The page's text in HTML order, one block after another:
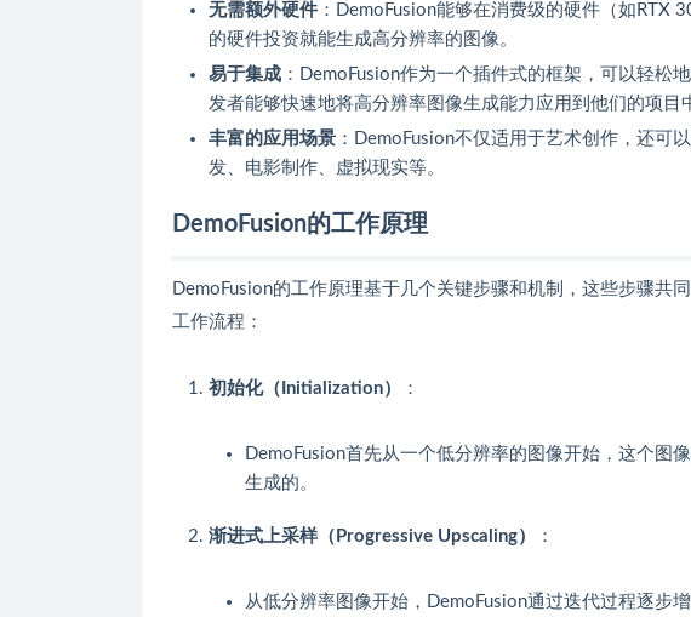
无需额外硬件 ：DemoFusion能够在消费级的硬件（如RTX
的硬件投资就能生成高分辨率的图像。
易于集成 ：DemoFusion作为一个插件式的框架，可以轻松
发者能够快速地将高分辨率图像生成能力应用到他们的项目
丰富的应用场景 ：DemoFusion不仅适用于艺术创作，还可
发、电影制作、虚拟现实等。
DemoFusion的工作原理
DemoFusion的工作原理基于几个关键步骤和机制，这些步骤共
工作流程：
初始化（Initialization） ：
DemoFusion首先从一个低分辨率的图像开始，这个图
生成的。
渐进式上采样（Progressive Upscaling） ：
从低分辨率图像开始，DemoFusion通过迭代过程逐步